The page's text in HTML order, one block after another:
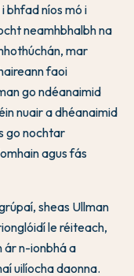
bhfad níos mó i
neamhbhalbh na
mar
faoi
go ndéanaimid
nuair a dhéanaimid
go nochtar
agus fás
sheas Ullman
le réiteach,
ár n-ionbhá a
uilíocha daonna.